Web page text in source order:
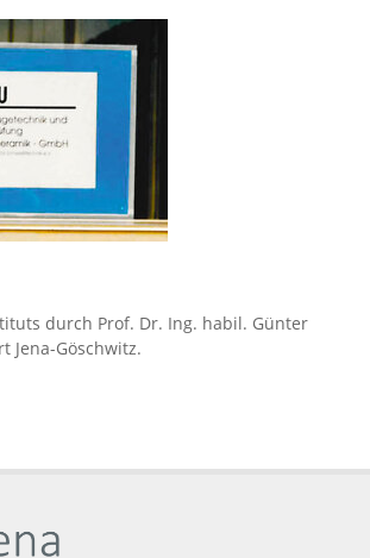
durch Prof. Dr. Ing. habil. Günter
Jena-Göschwitz.